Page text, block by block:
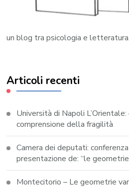
un blog tra psicologia e
Articoli recenti
Università di Napoli
comprensione della fragilità
Camera dei deputati:
presentazione de: “le
Montecitorio – Le geometrie